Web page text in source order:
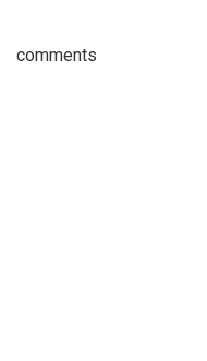
comments